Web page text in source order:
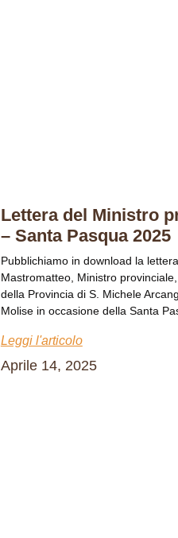
Lettera del Ministro
– Santa Pasqua 2025
Pubblichiamo in download la
Mastromatteo, Ministro
della Provincia di S. Michele
Molise in occasione della Santa
Leggi l'articolo
Aprile 14, 2025